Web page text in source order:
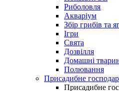
Риболовля
Акваріум
Збір грибів та
Ігри
Свята
Дозвілля
Домашні
Полювання
Присадибне
Присадибне